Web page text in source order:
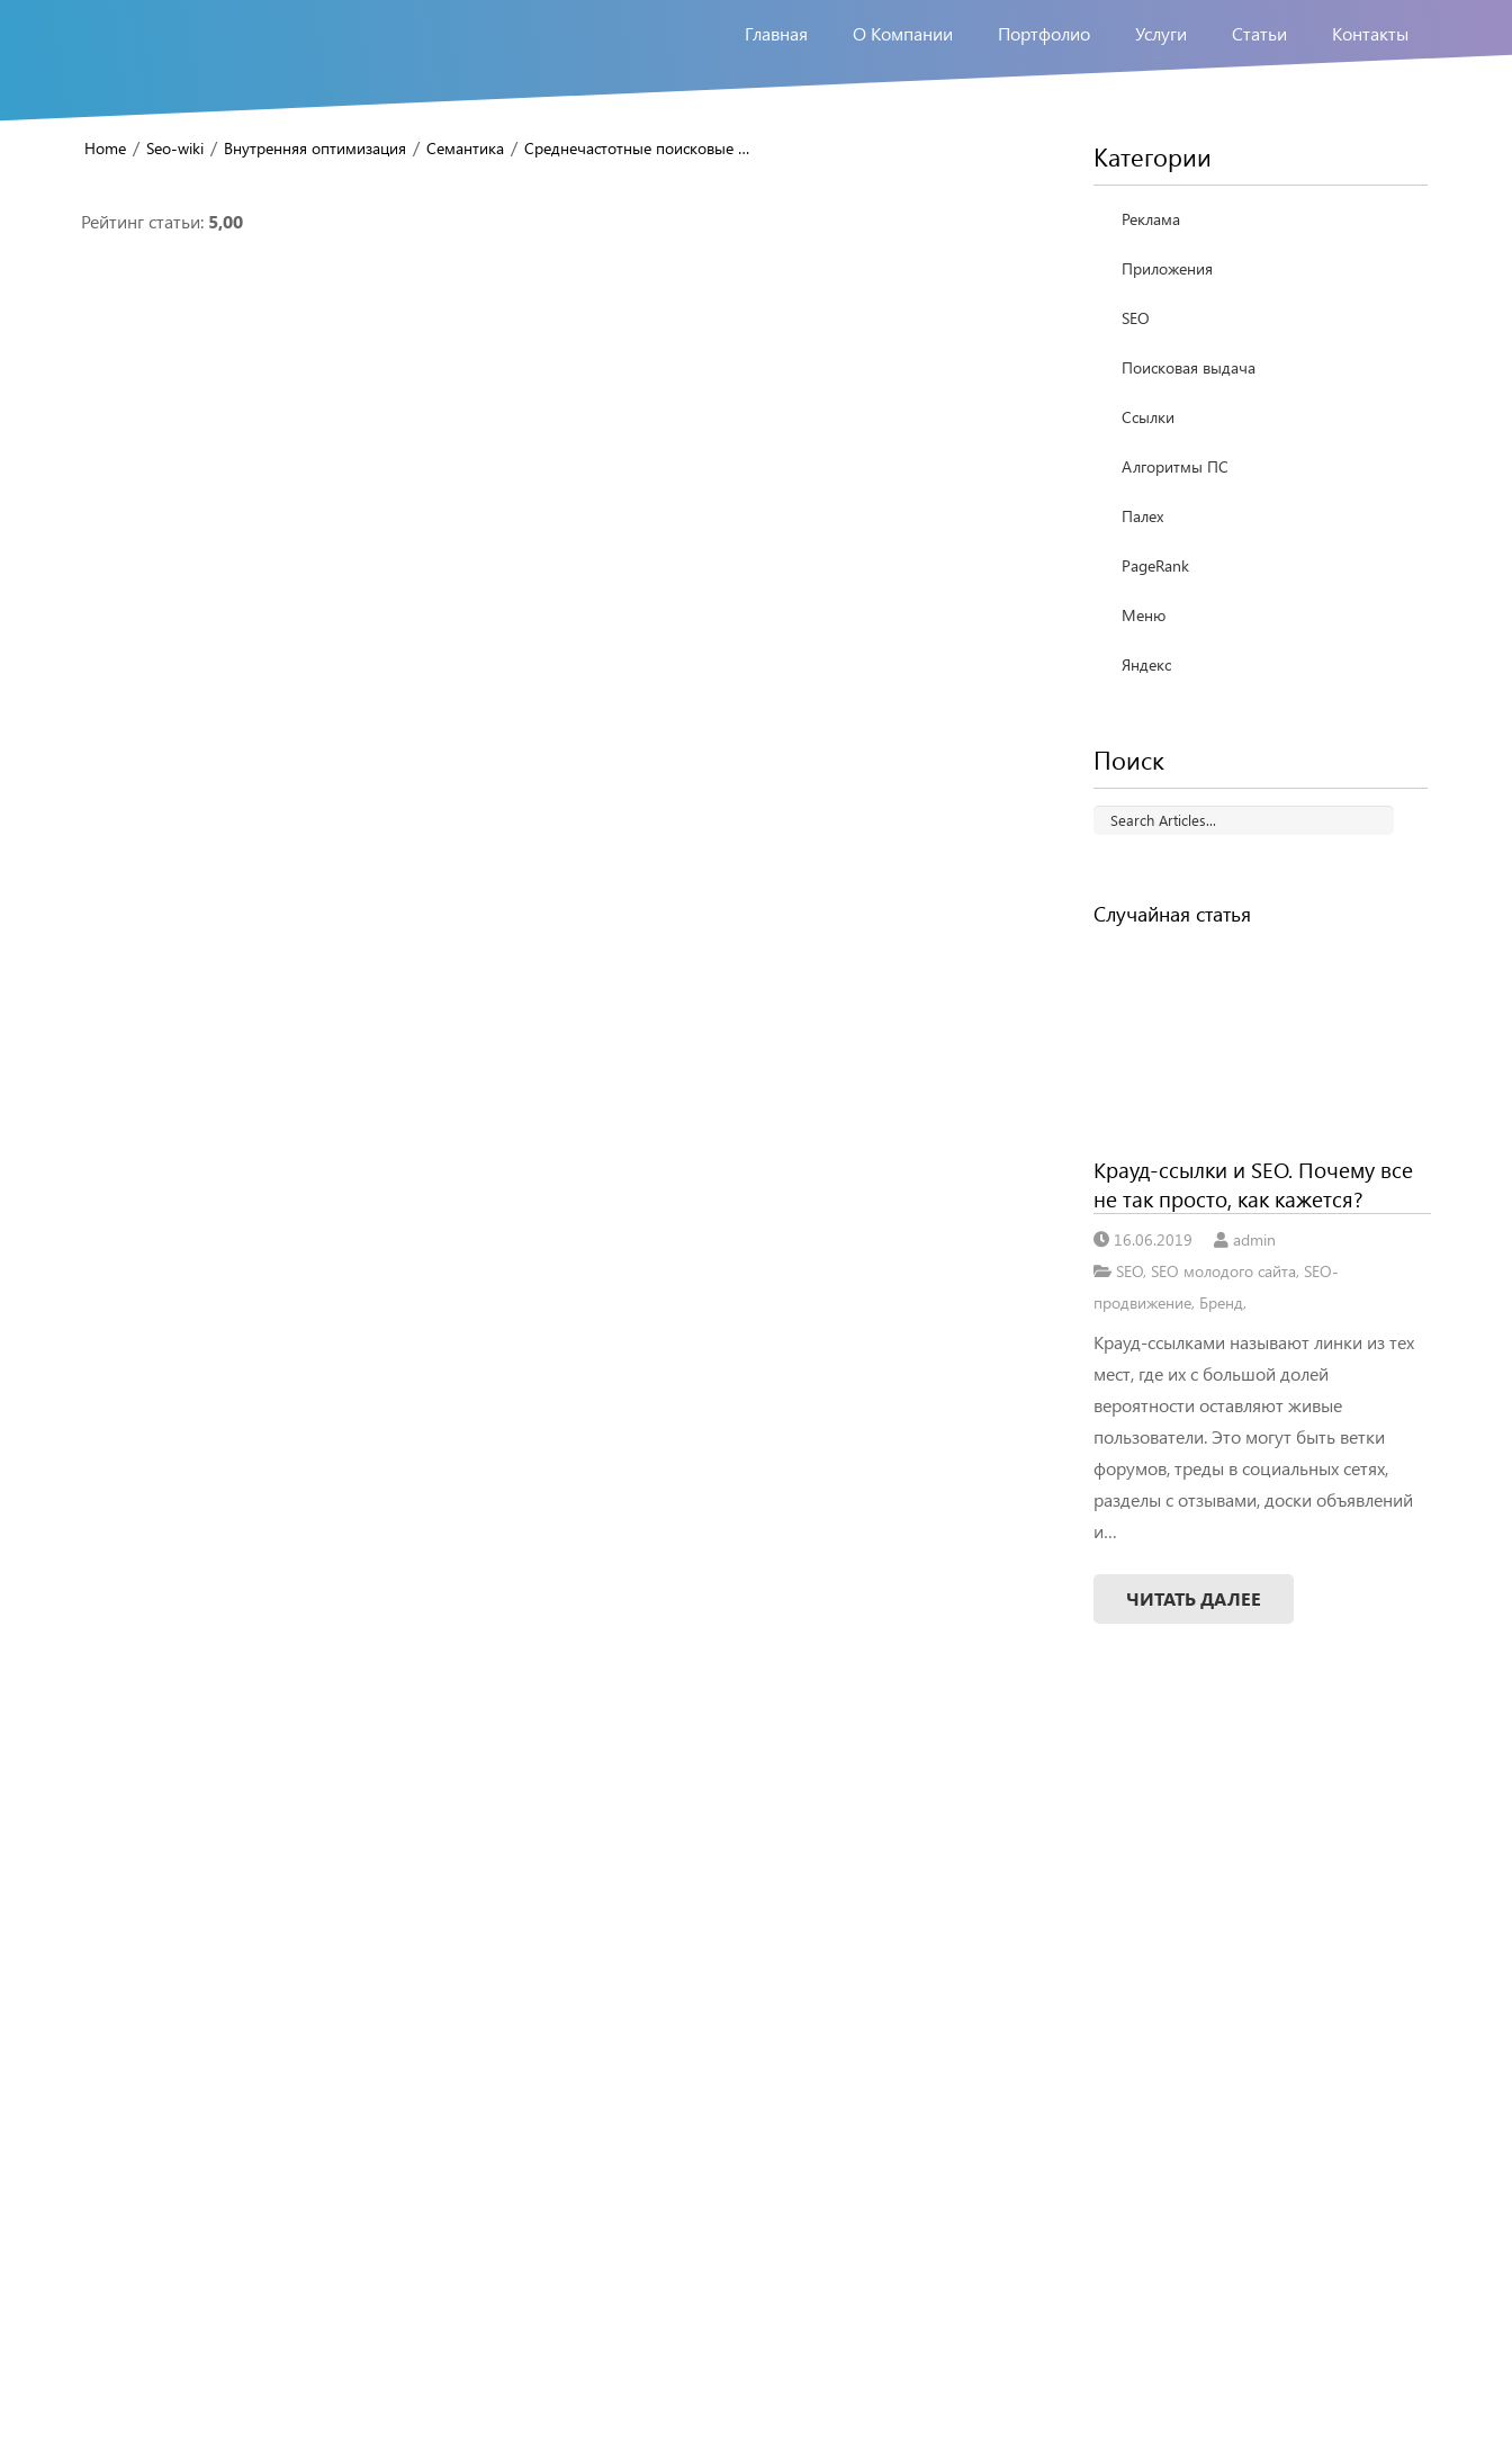
Главная О Компании Портфолио Услуги Статьи Контакты
Home / Seo-wiki / Внутренняя оптимизация / Семантика / Среднечастотные поисковые …
Рейтинг статьи: 5,00
Категории
Реклама
Приложения
SEO
Поисковая выдача
Ссылки
Алгоритмы ПС
Палех
PageRank
Меню
Яндекс
Поиск
Случайная статья
Крауд-ссылки и SEO. Почему все
не так просто, как кажется?
16.06.2019
admin
SEO, SEO молодого сайта, SEO-
продвижение, Бренд,
Крауд-ссылками называют линки из тех
мест, где их с большой долей
вероятности оставляют живые
пользователи. Это могут быть ветки
форумов, треды в социальных сетях,
разделы с отзывами, доски объявлений
и…
ЧИТАТЬ ДАЛЕЕ